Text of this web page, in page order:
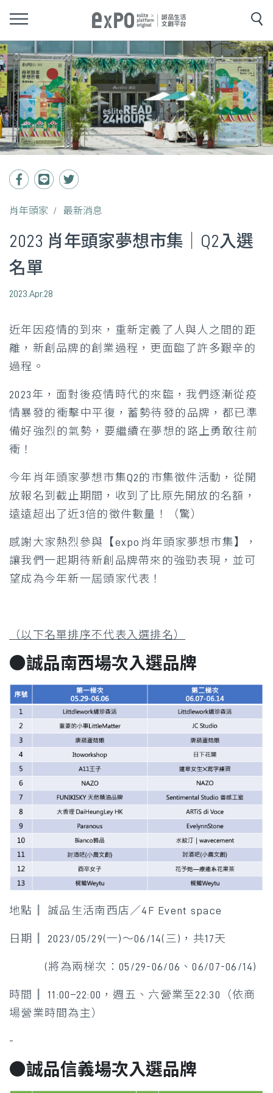
肖年頭家 最新消息
2023 肖年頭家夢想市集｜Q2入選
名單
2023.Apr.28
近年因疫情的到來，重新定義了人與人之間的距
離，新創品牌的創業過程，更面臨了許多艱辛的
過程。
2023年，面對後疫情時代的來臨，我們逐漸從疫
情暴發的衝擊中平復， 蓄勢待發的品牌，都已準
備好強烈的氣勢，要繼續在夢想的路上勇敢往前
衝！
今年肖年頭家夢想市集Q2的市集徵件活動，從開
放報名到截止期間，收到了比原先開放的名額，
遠遠超出了近3倍的徵件數量！（驚）
感謝大家熱烈參與【expo肖年頭家夢想市集】，
讓我們一起期待新創品牌帶來的強勁表現，並可
望成為今年新一屆頭家代表！
（以下名單排序不代表入選排名）
●誠品南西場次入選品牌
地點║ 誠品生活南西店／4F Event space
日期║ 2023/05/29(一)～06/14(三)，共17天
(將為兩梯次：05/29-06/06、06/07-06/14)
時間║ 11:00–22:00，週五、六營業至22:30（依商
場營業時間為主）
-
●誠品信義場次入選品牌